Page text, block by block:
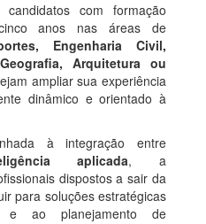
com formação
anos nas áreas de
Engenharia Civil,
Arquitetura ou
ampliar sua experiência
dinâmico e orientado à
à integração entre
aplicada, a
dispostos a sair da
para soluções estratégicas
e ao planejamento de